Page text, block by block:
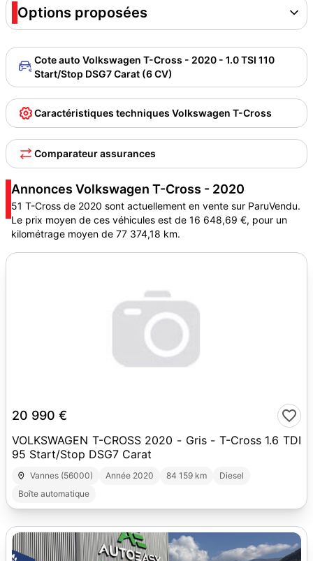
Options proposées
Cote auto Volkswagen T-Cross - 2020 - 1.0 TSI 110
Start/Stop DSG7 Carat (6 CV)
Caractéristiques techniques Volkswagen T-Cross
Comparateur assurances
Annonces Volkswagen T-Cross - 2020
51 T-Cross de 2020 sont actuellement en vente sur ParuVendu.
Le prix moyen de ces véhicules est de 16 648,69 €, pour un
kilométrage moyen de 77 374,18 km.
20 990 €
VOLKSWAGEN T-CROSS 2020 - Gris - T-Cross 1.6 TDI
95 Start/Stop DSG7 Carat
Vannes (56000) Année 2020 84 159 km
Diesel
Boîte automatique